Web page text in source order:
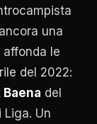
una
le
del 2022:
del
Un